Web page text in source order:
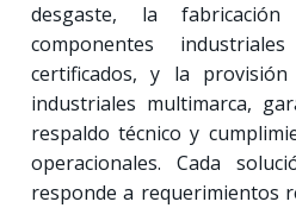
desgaste, la
componentes
certificados, y la
industriales multimarca,
respaldo técnico y
operacionales. Cada
responde a requerimientos